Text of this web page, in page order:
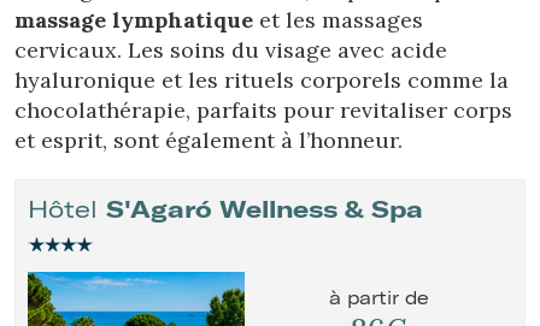
massage lymphatique et les massages
cervicaux. Les soins du visage avec acide
hyaluronique et les rituels corporels comme la
chocolathérapie, parfaits pour revitaliser corps
et esprit, sont également à l’honneur.
Hôtel S'Agaró Wellness & Spa
à partir de
Modifier les cookies